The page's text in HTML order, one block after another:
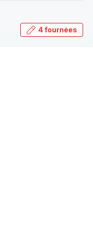
4 fournées